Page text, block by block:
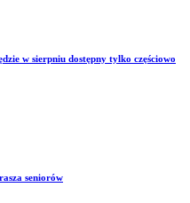
w sierpniu dostępny tylko częściowo
seniorów